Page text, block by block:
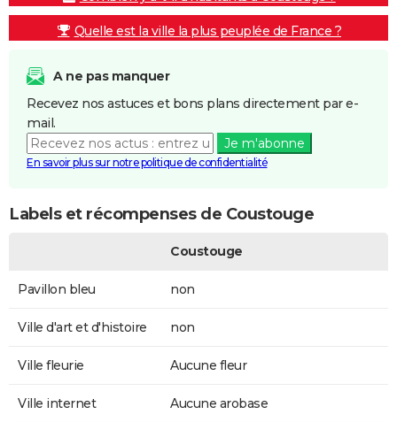
Quelle est la ville la plus peuplée de France ?
A ne pas manquer
Recevez nos astuces et bons plans directement par e-
mail.
Je m'abonne
En savoir plus sur notre politique de confidentialité
Labels et récompenses de Coustouge
Coustouge
Pavillon bleu non
Ville d'art et d'histoire non
Ville fleurie Aucune fleur
Ville internet Aucune arobase